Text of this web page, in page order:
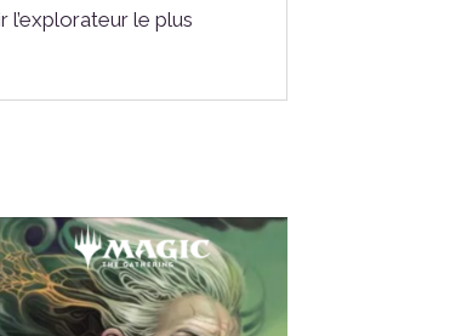
le plus